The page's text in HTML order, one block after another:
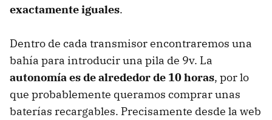
exactamente iguales.
Dentro de cada transmisor encontraremos una
bahía para introducir una pila de 9v. La
autonomía es de alrededor de 10 horas, por lo
que probablemente queramos comprar unas
baterías recargables. Precisamente desde la web